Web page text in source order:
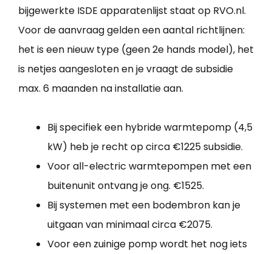
bijgewerkte ISDE apparatenlijst staat op RVO.nl.
Voor de aanvraag gelden een aantal richtlijnen:
het is een nieuw type (geen 2e hands model), het
is netjes aangesloten en je vraagt de subsidie
max. 6 maanden na installatie aan.
Bij specifiek een hybride warmtepomp (4,5
kW) heb je recht op circa €1225 subsidie.
Voor all-electric warmtepompen met een
buitenunit ontvang je ong. €1525.
Bij systemen met een bodembron kan je
uitgaan van minimaal circa €2075.
Voor een zuinige pomp wordt het nog iets